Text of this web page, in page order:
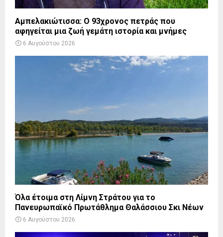
Αμπελακιώτισσα: Ο 93χρονος πετράς που
αφηγείται μια ζωή γεμάτη ιστορία και μνήμες
6 Αυγούστου 2026
Όλα έτοιμα στη Λίμνη Στράτου για το
Πανευρωπαϊκό Πρωτάθλημα Θαλάσσιου Σκι Νέων
6 Αυγούστου 2026